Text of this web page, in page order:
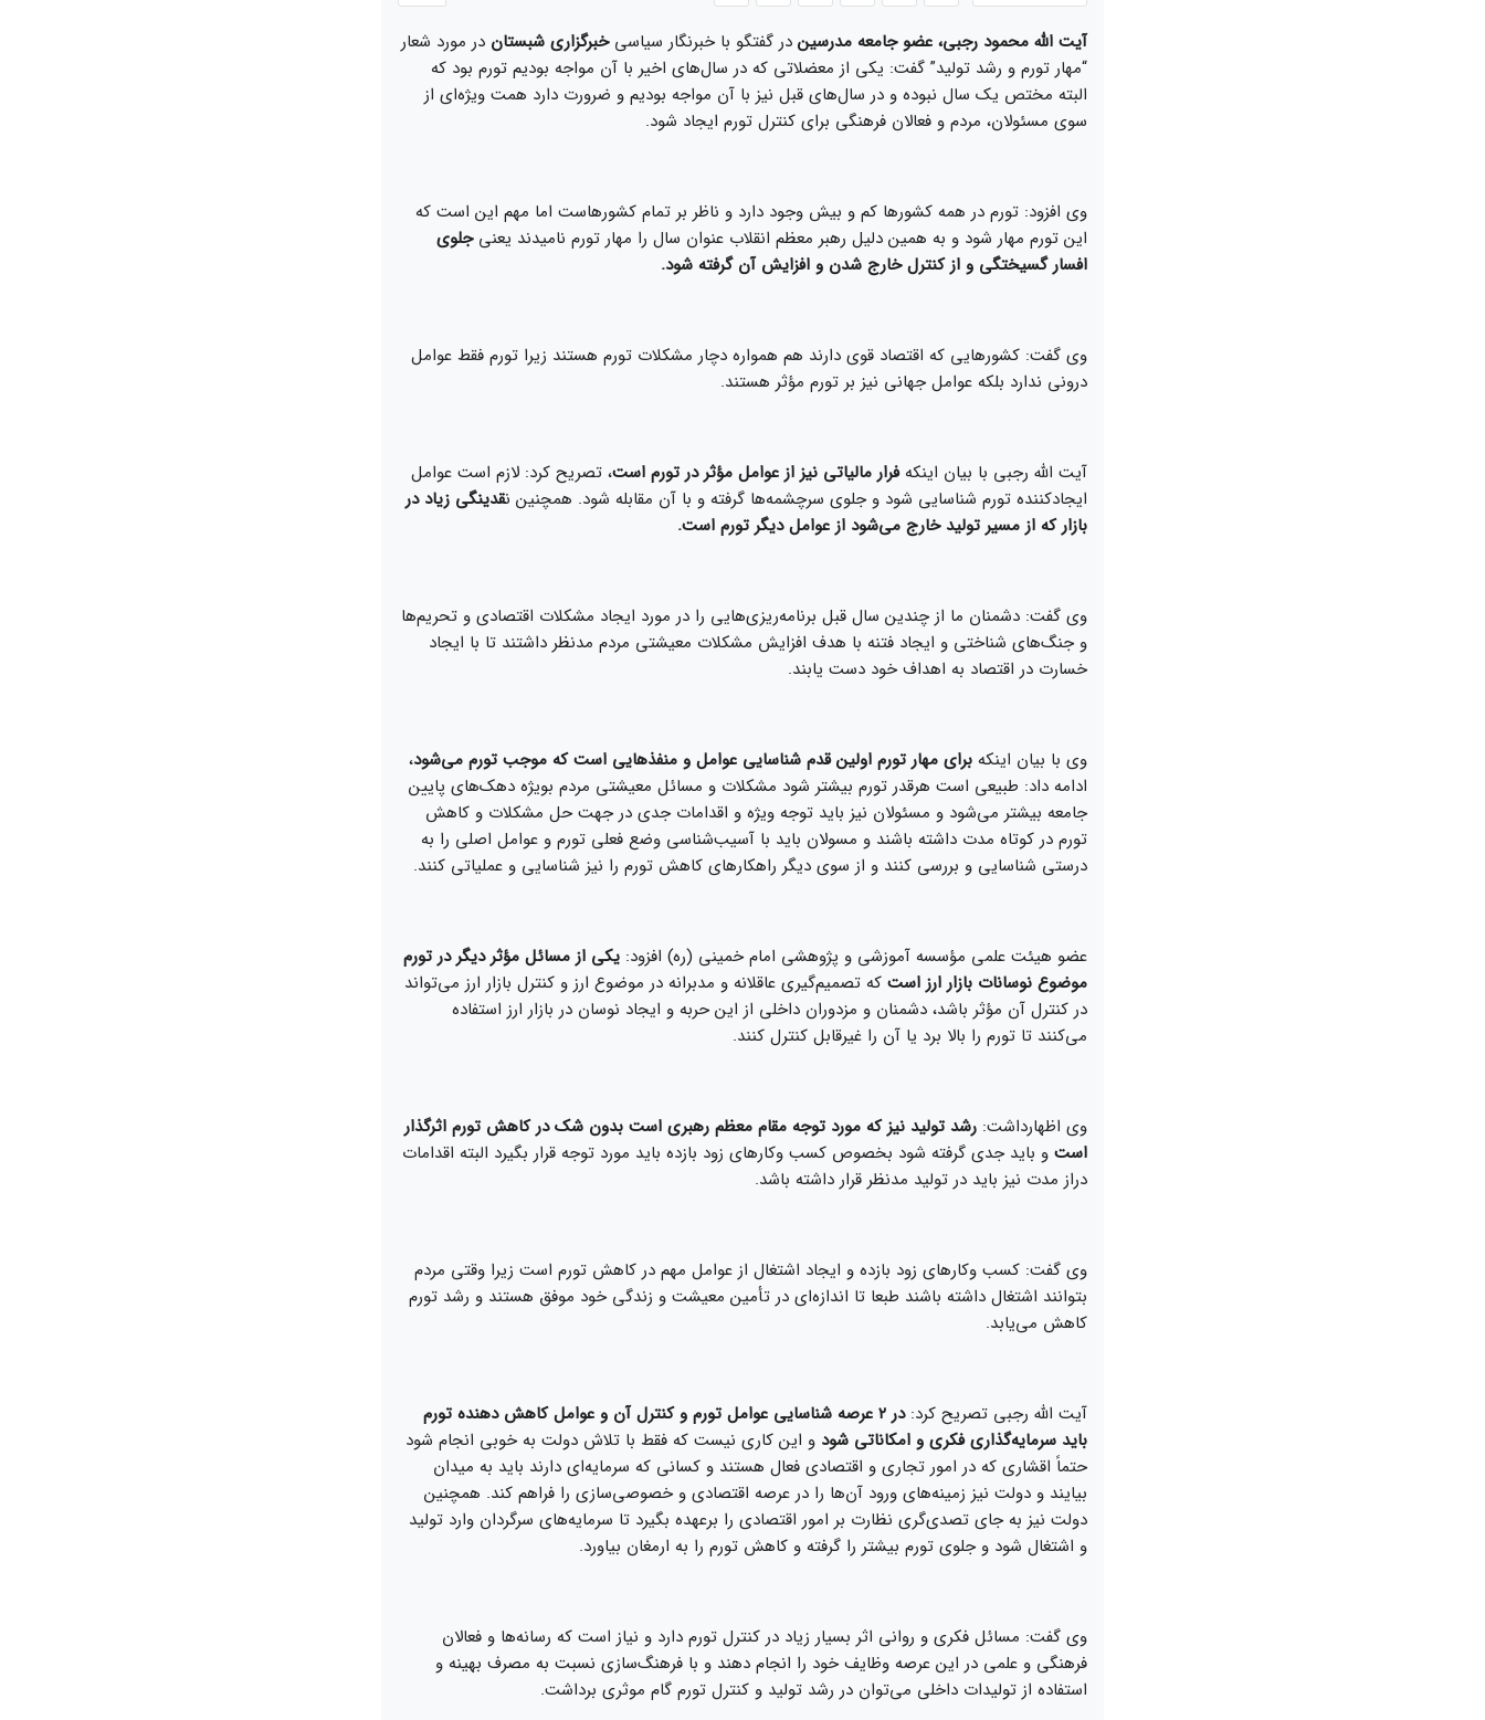
آیت الله محمود رجبی، عضو جامعه مدرسین در گفتگو با خبرنگار سیاسیخبرگزاری شبستان در مورد شعار
“مهار تورم و رشد تولید” گفت: یکی از معضلاتی که در سال‌های اخیر با آن مواجه بودیم تورم بود که
البته مختص یک سال نبوده و در سال‌های قبل نیز با آن مواجه بودیم و ضرورت دارد همت ویژه‌ای از
سوی مسئولان، مردم و فعالان فرهنگی برای کنترل تورم ایجاد شود.
وی افزود: تورم در همه کشور‌ها کم و بیش وجود دارد و ناظر بر تمام کشورهاست اما مهم این است که
این تورم مهار شود و به همین دلیل رهبر معظم انقلاب عنوان سال را مهار تورم نامیدند یعنیجلوی
افسار گسیختگی و از کنترل خارج شدن و افزایش آن گرفته شود.
وی گفت: کشور‌هایی که اقتصاد قوی دارند هم همواره دچار مشکلات تورم هستند زیرا تورم فقط عوامل
درونی ندارد بلکه عوامل جهانی نیز بر تورم مؤثر هستند.
آیت الله رجبی با بیان اینکهفرار مالیاتی نیز از عوامل مؤثر در تورم است، تصریح کرد: لازم است عوامل
ایجاد‌کننده تورم شناسایی شود و جلوی سرچشمه‌ها گرفته و با آن مقابله شود. همچنین نقدینگی زیاد در
بازار که از مسیر تولید خارج می‌شود از عوامل دیگر تورم است.
وی گفت: دشمنان ما از چندین سال قبل برنامه‌ریزی‌هایی را در مورد ایجاد مشکلات اقتصادی و تحریم‌ها
و جنگ‌های شناختی و ایجاد فتنه با هدف افزایش مشکلات معیشتی مردم مدنظر داشتند تا با ایجاد
خسارت در اقتصاد به اهداف خود دست یابند.
وی با بیان اینکهبرای مهار تورم اولین قدم شناسایی عوامل و منفذ‌هایی است که موجب تورم می‌شود،
ادامه داد: طبیعی است هرقدر تورم بیشتر شود مشکلات و مسائل معیشتی مردم بویژه دهک‌های پایین
جامعه بیشتر می‌شود و مسئولان نیز باید توجه ویژه و اقدامات جدی در جهت حل مشکلات و کاهش
تورم در کوتاه مدت داشته باشند و مسولان باید با آسیب‌شناسی وضع فعلی تورم و عوامل اصلی را به
درستی شناسایی و بررسی کنند و از سوی دیگر راهکار‌های کاهش تورم را نیز شناسایی و عملیاتی کنند.
عضو هیئت علمی مؤسسه آموزشی و پژوهشی امام خمینی (ره) افزود:یكی از مسائل مؤثر دیگر در تورم
موضوع نوسانات بازار ارز است که تصمیم‌گیری عاقلانه و مدبرانه در موضوع ارز و کنترل بازار ارز می‌تواند
در کنترل آن مؤثر باشد، دشمنان و مزدوران داخلی از این حربه و ایجاد نوسان در بازار ارز استفاده
می‌کنند تا تورم را بالا برد یا آن را غیرقابل کنترل کنند.
وی اظهارداشت:رشد تولید نیز که مورد توجه مقام معظم رهبری است بدون شک در کاهش تورم اثرگذار
است و باید جدی گرفته شود بخصوص کسب وکار‌های زود بازده باید مورد توجه قرار بگیرد البته اقدامات
دراز مدت نیز باید در تولید مدنظر قرار داشته باشد.
وی گفت: کسب وکار‌های زود بازده و ایجاد اشتغال از عوامل مهم در کاهش تورم است زیرا وقتی مردم
بتوانند اشتغال داشته باشند طبعا تا اندازه‌ای در تأمین معیشت و زندگی خود موفق هستند و رشد تورم
کاهش می‌یابد.
آیت الله رجبی تصریح کرد:
در ۲ عرصه شناسایی عوامل تورم و کنترل آن و عوامل کاهش دهنده تورم
باید سرمایه‌گذاری فکری و امکاناتی شودو این کاری نیست که فقط با تلاش دولت به خوبی انجام شود
حتماً اقشاری که در امور تجاری و اقتصادی فعال هستند و کسانی که سرمایه‌ای دارند باید به میدان
بیایند و دولت نیز زمینه‌های ورود آن‌ها را در عرصه اقتصادی و خصوصی‌سازی را فراهم کند. همچنین
دولت نیز به جای تصدی‌گری نظارت بر امور اقتصادی را برعهده بگیرد تا سرمایه‌های سرگردان وارد تولید
و اشتغال شود و جلوی تورم بیشتر را گرفته و کاهش تورم را به ارمغان بیاورد.
وی گفت: مسائل فکری و روانی اثر بسیار زیاد در کنترل تورم دارد و نیاز است که رسانه‌ها و فعالان
فرهنگی و علمی در این عرصه وظایف خود را انجام دهند و با فرهنگ‌سازی نسبت به مصرف بهینه و
استفاده از تولیدات داخلی می‌توان در رشد تولید و کنترل تورم گام موثری برداشت.